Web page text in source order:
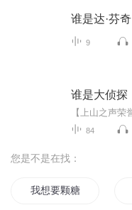
谁是达·芬奇
9
谁是大侦探
84
您是不是在找：
我想要颗糖